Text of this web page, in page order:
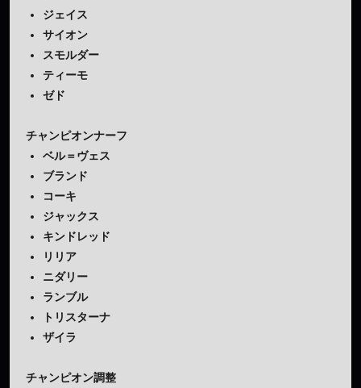
ジェイス
サイオン
スモルダー
ティーモ
ゼド
チャンピオンナーフ
ベル＝ヴェス
ブランド
コーキ
ジャックス
キンドレッド
リリア
ニダリー
ランブル
トリスターナ
ザイラ
チャンピオン調整